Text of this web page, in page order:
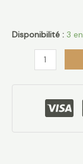
Disponibilité : 3